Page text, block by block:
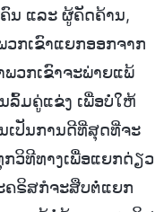
ນ ແລະ ຜູ້ຄັດຄ້ານ,
ກເຂົາແຍກອອກຈາກ
ວກເຂົາຈະພ່າຍແພ້
ລົ້ມຄູ່ແຂ່ງ ເພື່ອບໍ່ໃຫ້
ເປັນການດີທີ່ສຸດທີ່ຈະ
ວິທີທາງເພື່ອແຍກດ່ຽວ
ຄຣິສກໍຈະສືບຕໍ່ແຍກ